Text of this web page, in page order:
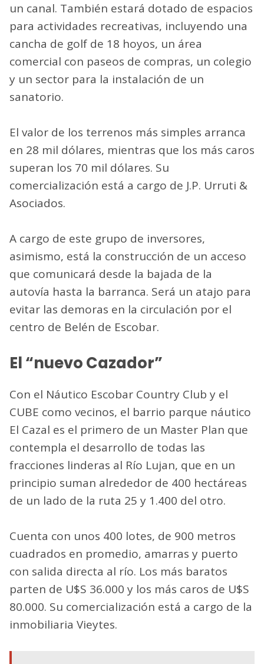
un canal. También estará dotado de espacios
para actividades recreativas, incluyendo una
cancha de golf de 18 hoyos, un área
comercial con paseos de compras, un colegio
y un sector para la instalación de un
sanatorio.
El valor de los terrenos más simples arranca
en 28 mil dólares, mientras que los más caros
superan los 70 mil dólares. Su
comercialización está a cargo de J.P. Urruti &
Asociados.
A cargo de este grupo de inversores,
asimismo, está la construcción de un acceso
que comunicará desde la bajada de la
autovía hasta la barranca. Será un atajo para
evitar las demoras en la circulación por el
centro de Belén de Escobar.
El “nuevo Cazador”
Con el Náutico Escobar Country Club y el
CUBE como vecinos, el barrio parque náutico
El Cazal es el primero de un Master Plan que
contempla el desarrollo de todas las
fracciones linderas al Río Lujan, que en un
principio suman alrededor de 400 hectáreas
de un lado de la ruta 25 y 1.400 del otro.
Cuenta con unos 400 lotes, de 900 metros
cuadrados en promedio, amarras y puerto
con salida directa al río. Los más baratos
parten de U$S 36.000 y los más caros de U$S
80.000. Su comercialización está a cargo de la
inmobiliaria Vieytes.